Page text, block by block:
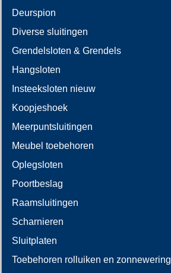
Deurspion
Diverse sluitingen
Grendelsloten & Grendels
Hangsloten
Insteeksloten nieuw
Koopjeshoek
Meerpuntsluitingen
Meubel toebehoren
Oplegsloten
Poortbeslag
Raamsluitingen
Scharnieren
Sluitplaten
Toebehoren rolluiken en zonnewering